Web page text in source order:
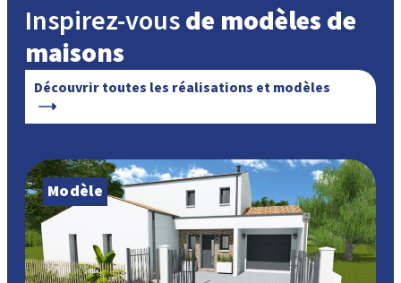
Inspirez-vousde modèles de
maisons
Découvrir toutes les réalisations et modèles
Modèle